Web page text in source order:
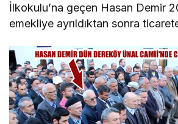
İlkokulu’na geçen Hasan Demir
emekliye ayrıldıktan sonra